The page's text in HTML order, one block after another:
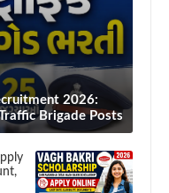
2026:
Brigade Posts